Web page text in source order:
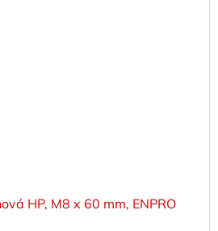
HP, M8 x 60 mm, ENPRO